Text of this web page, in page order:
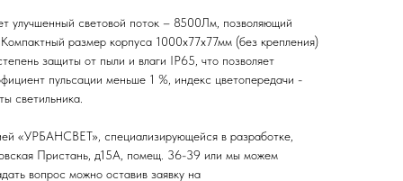
улучшенный световой поток – 8500Лм, позволяющий
размер корпуса 1000х77х77мм (без крепления)
защиты от пыли и влаги IP65, что позволяет
пульсации меньше 1 %, индекс цветопередачи -
светильника.
«УРБАНСВЕТ», специализирующейся в разработке,
Пристань, д15А, помещ. 36-39 или мы можем
вопрос можно оставив заявку на